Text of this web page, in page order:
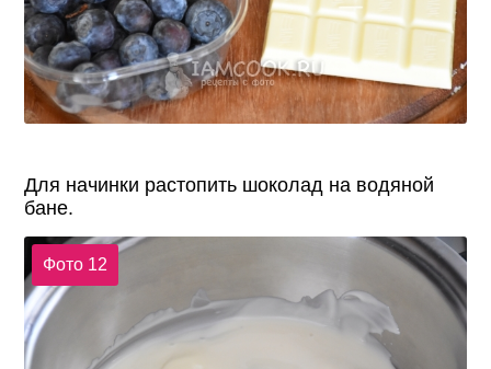
Для начинки растопить шоколад на водяной
бане.
Фото 12